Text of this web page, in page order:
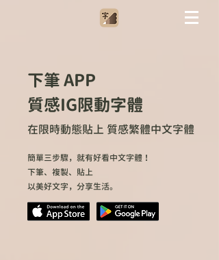
​下筆 APP
質感IG限動字體
在限時動態貼上 質感繁體中文字體
簡單三步驟，就有好看中文字體！
下筆、複製、貼上
以美好文字，分享生活。